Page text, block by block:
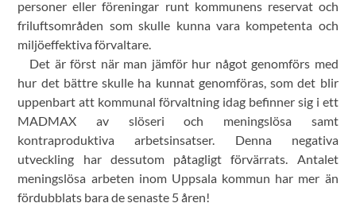
personer eller föreningar runt kommunens reservat och
friluftsområden som skulle kunna vara kompetenta och
miljöeffektiva förvaltare.
Det är först när man jämför hur något genomförs med
hur det bättre skulle ha kunnat genomföras, som det blir
uppenbart att kommunal förvaltning idag befinner sig i ett
MADMAX av slöseri och meningslösa samt
kontraproduktiva arbetsinsatser. Denna negativa
utveckling har dessutom påtagligt förvärrats. Antalet
meningslösa arbeten inom Uppsala kommun har mer än
fördubblats bara de senaste 5 åren!